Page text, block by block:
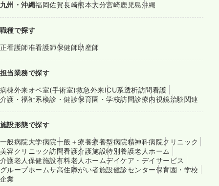
九州・沖縄福岡佐賀長崎熊本大分宮崎鹿児島沖縄
職種で探す
正看護師准看護師保健師助産師
担当業務で探す
病棟外来オペ室(手術室)救急外来ICU系透析訪問看護
介護・福祉系検診・健診保育園・学校訪問診療内視鏡治験関連
施設形態で探す
一般病院大学病院一般＋療養療養型病院精神科病院クリニック
美容クリニック訪問看護介護施設特別養護老人ホーム
介護老人保健施設有料老人ホームデイケア・デイサービス
グループホームサ高住障がい者施設健診センター保育園・学校
企業